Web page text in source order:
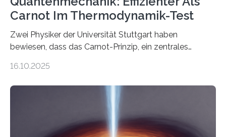
Carnot Im Thermodynamik-Test
Zwei Physiker der Universität Stuttgart haben
bewiesen, dass das Carnot-Prinzip, ein zentrales
Größenordnung von Atomen gilt, deren physikalische
Quantenmotoren voranbringen. Das
Wissenschaftsjournal Science Advances veröffentlichte
16.10.2025